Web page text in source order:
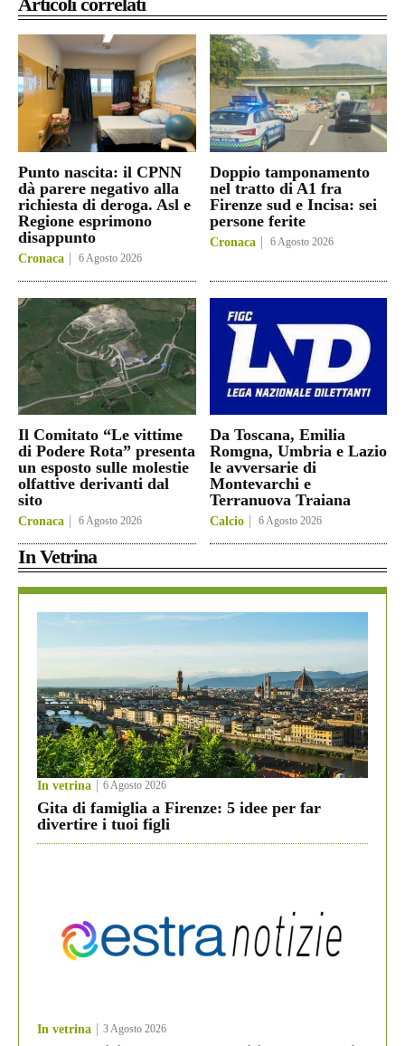
Punto nascita: il CPNN
dà parere negativo alla
richiesta di deroga. Asl e
Regione esprimono
disappunto
Cronaca 6 Agosto 2026
Doppio tamponamento
nel tratto di A1 fra
Firenze sud e Incisa: sei
persone ferite
Cronaca 6 Agosto 2026
Il Comitato “Le vittime
di Podere Rota” presenta
un esposto sulle molestie
olfattive derivanti dal
sito
Cronaca 6 Agosto 2026
Da Toscana, Emilia
Romgna, Umbria e Lazio
le avversarie di
Montevarchi e
Terranuova Traiana
Calcio 6 Agosto 2026
In Vetrina
In vetrina 6 Agosto 2026
Gita di famiglia a Firenze: 5 idee per far
divertire i tuoi figli
In vetrina 3 Agosto 2026